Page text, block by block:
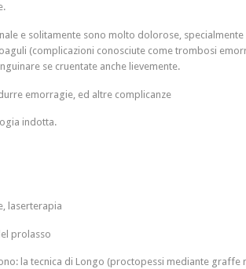
e solitamente sono molto dolorose,
(complicazioni conosciute come trombosi
se cruentate anche lievemente.
emorragie, ed altre complicanze
indotta.
laserterapia
prolasso
la tecnica di Longo (proctopessi mediante